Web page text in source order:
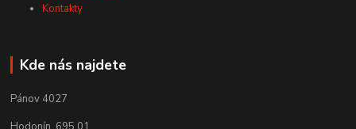
Kontakty
Kde nás najdete
Pánov 4027